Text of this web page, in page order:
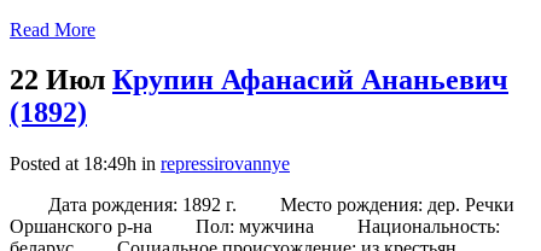
Read More
22 Июл Крупин Афанасий Ананьевич
(1892)
Posted at 18:49h in repressirovannye
Дата рождения: 1892 г. Место рождения: дер. Речки
Оршанского р-на Пол: мужчина Национальность: